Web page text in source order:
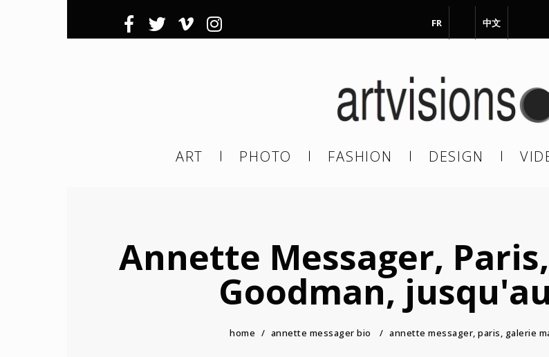
FR 中文
ART PHOTO FASHION DESIGN
Annette Messager,
Goodman,
home / annette messager bio / annette messager, paris, galerie
Inscrivez-vous à notre Newsletter